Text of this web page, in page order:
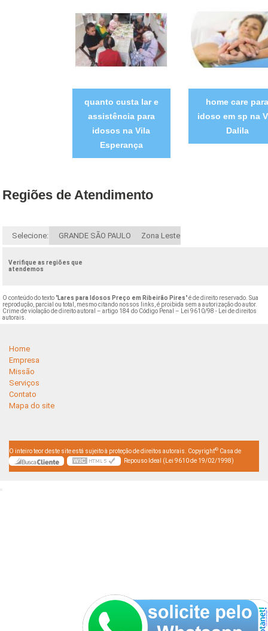
quanto custa lar e
assistência para
idosos na Vila
Esperança
home care para
idoso em sp na
Dalila
Regiões de Atendimento
Selecione: GRANDE SÃO PAULO Zona Leste
Verifique as regiões que
atendemos
O conteúdo do texto "Lares para Idosos Preço em Ribeirão Pires" é de direito reservado. Sua
reprodução, parcial ou total, mesmo citando nossos links, é proibida sem a autorização do autor.
Crime de violação de direito autoral – artigo 184 do Código Penal –
Lei 9610/98 - Lei de direitos
autorais
Home
Empresa
Missão
Serviços
Contato
Mapa do site
O inteiro teor deste site está sujeito à proteção de direitos autorais. Copyright© Casa de
Repouso Ideal (Lei 9610 de 19/02/1998)